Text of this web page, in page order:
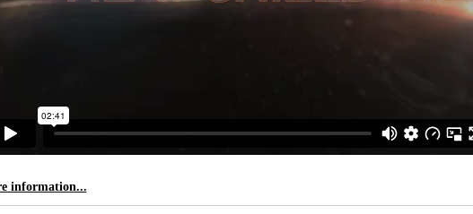
information...